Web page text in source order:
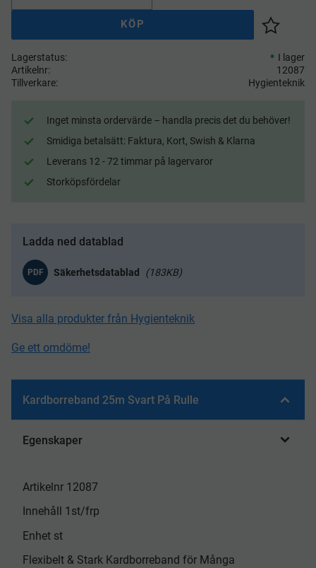
KÖP
Lägg till
Lagerstatus
I lager
Artikelnr
12087
Tillverkare
Hygienteknik
Inget minsta ordervärde – handla precis det du behöver!
Smidiga betalsätt: Faktura, Kort, Swish & Klarna
Leverans 12 - 72 timmar på lagervaror
Storköpsfördelar
Ladda ned datablad
PDF 183KB
Visa alla produkter från Hygienteknik
Ge ett omdöme!
Kardborreband 25m Svart På Rulle
Egenskaper
Artikelnr 12087
Innehåll 1st/frp
Enhet st
Flexibelt & Stark Kardborreband för Många